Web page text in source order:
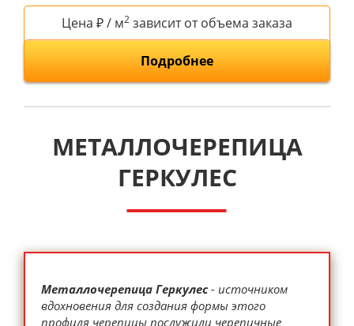
Цена ₽ / м2 зависит от объема заказа
Подробнее
МЕТАЛЛОЧЕРЕПИЦА
ГЕРКУЛЕС
Металлочерепица Геркулес- источником
вдохновения для создания формы этого
профиля черепицы послужили черепичные